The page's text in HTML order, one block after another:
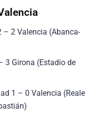
– 2 Valencia (Abanca-
3 Girona (Estadio de
1 – 0 Valencia (Reale